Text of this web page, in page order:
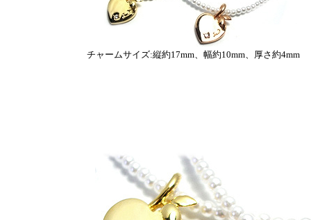
チャームサイズ:縦約17mm、幅約10mm、厚さ約4mm